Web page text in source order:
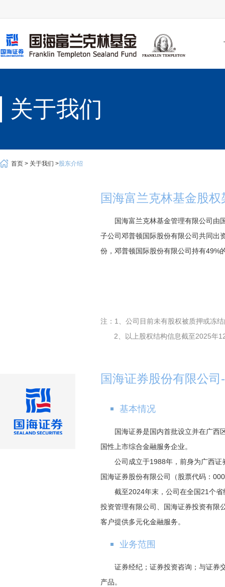
关于我们
首页 > 关于我们 >股东介绍
国海富兰克林基金股权
国海富兰克林基金管理有限公司由
子公司邓普顿国际股份有限公司共同出
份，邓普顿国际股份有限公司持有49%
注：1、公司目前未有股权被质押或冻
2、以上股权结构信息截至2025年
国海证券股份有限公
基本情况
国海证券是国内首批设立并在广西
国性上市综合金融服务企业。
公司成立于1988年，前身为广西
国海证券股份有限公司（股票代码：
截至2024年末，公司在全国21个
投资管理有限公司、国海证券投资有限
客户提供多元化金融服务。
业务范围
证券经纪；证券投资咨询；与证券
产品。